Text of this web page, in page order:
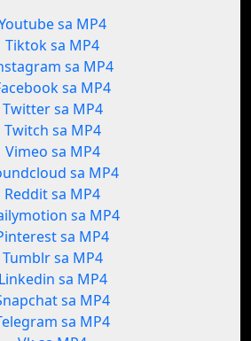
sa MP4
Tiktok sa MP4
sa MP4
sa MP4
Twitter sa MP4
Twitch sa MP4
Vimeo sa MP4
sa MP4
Reddit sa MP4
sa MP4
sa MP4
Tumblr sa MP4
Linkedin sa MP4
sa MP4
sa MP4